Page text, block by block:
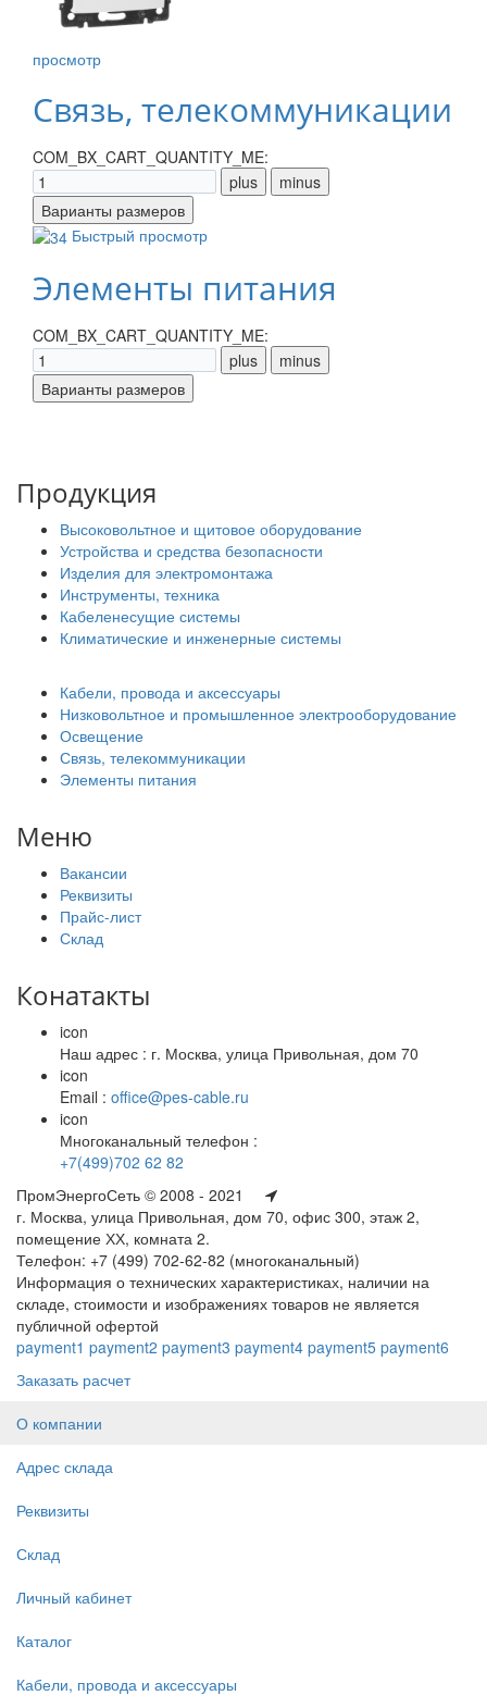
просмотр
Связь, телекоммуникации
COM_BX_CART_QUANTITY_ME:
Быстрый просмотр
Элементы питания
COM_BX_CART_QUANTITY_ME:
Продукция
Высоковольтное и щитовое оборудование
Устройства и средства безопасности
Изделия для электромонтажа
Инструменты, техника
Кабеленесущие системы
Климатические и инженерные системы
Кабели, провода и аксессуары
Низковольтное и промышленное электрооборудование
Освещение
Связь, телекоммуникации
Элементы питания
Меню
Вакансии
Реквизиты
Прайс-лист
Склад
Конатакты
icon
Наш адрес : г. Москва, улица Привольная, дом 70
icon
Email : office@pes-cable.ru
icon
Многоканальный телефон :
+7(499)702 62 82
ПромЭнергоСеть © 2008 - 2021
г. Москва, улица Привольная, дом 70, офис 300, этаж 2,
помещение ХХ, комната 2.
Телефон: +7 (499) 702-62-82 (многоканальный)
Информация о технических характеристиках, наличии на
складе, стоимости и изображениях товаров не является
публичной офертой
payment1 payment2 payment3 payment4 payment5 payment6
Заказать расчет
О компании
Адрес склада
Реквизиты
Склад
Личный кабинет
Каталог
Кабели, провода и аксессуары